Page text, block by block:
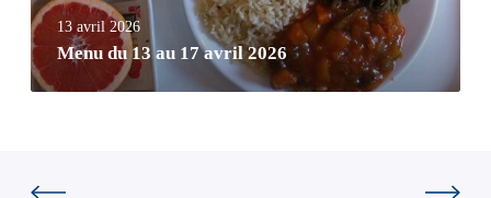
13 avril 2026
Menu du 13 au 17 avril 2026